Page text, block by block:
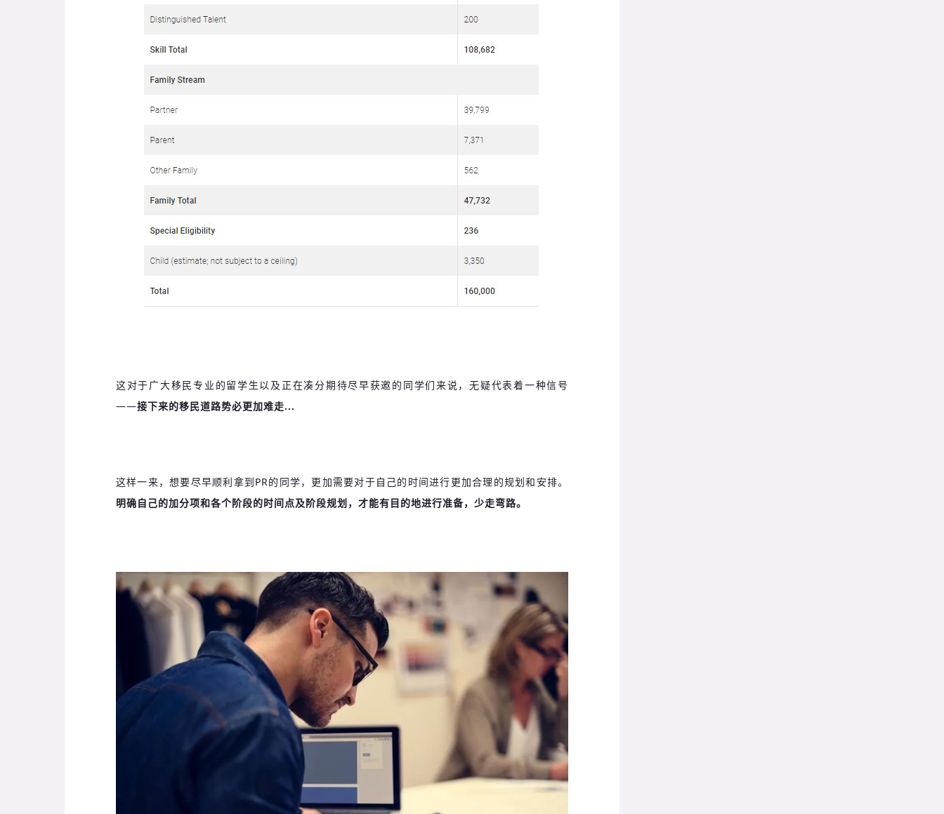
这对于广大移民专业的留学生以及正在凑分期待尽早获邀的同学们来说，无疑代表着一种信号
——接下来的移民道路势必更加难走...
这样一来，想要尽早顺利拿到PR的同学，更加需要对于自己的时间进行更加合理的规划和安排。
明确自己的加分项和各个阶段的时间点及阶段规划，才能有目的地进行准备，少走弯路。